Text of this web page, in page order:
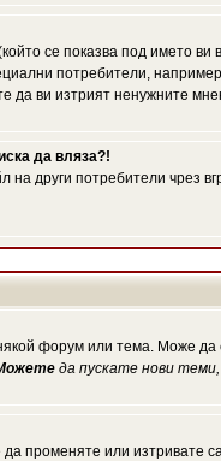
се показва под името
потребители,
да ви изтрият ненужните
да вляза?!
други потребители чрез
форум или тема. Може
да пускате нови теми,
променяте или изтривате